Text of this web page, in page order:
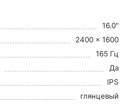
16.0"
2400 x 1600
165 Гц
Да
IPS
глянцевый